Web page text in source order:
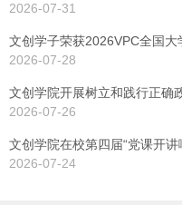
2026-07-31
文创学子荣获2026VPC全国
2026-07-28
文创学院开展树立和践行正确
2026-07-26
文创学院在校第四届“党课开
2026-07-24